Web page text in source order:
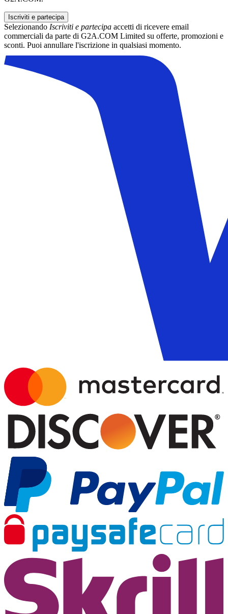
Iscriviti e partecipa
Selezionando Iscriviti e partecipa accetti di ricevere email
commerciali da parte di G2A.COM Limited su offerte, promozioni e
sconti. Puoi annullare l'iscrizione in qualsiasi momento.